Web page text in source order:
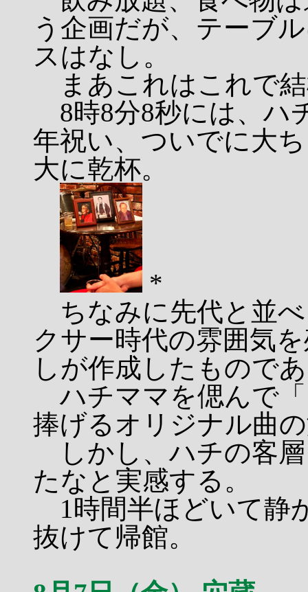
う企画だが、テーブ
スはなし。
まあこれはこれで
8時8分8秒には、ハ
年祝い、ついでに大
大に乾杯。
*
ちなみに先代と並
クサー時代の雰囲気
しが作成したもので
ハチママを偲んで
捧げるオリジナル曲
しかし、ハチの客
たなと実感する。
1時間半ほどいて静
抜けて帰館。